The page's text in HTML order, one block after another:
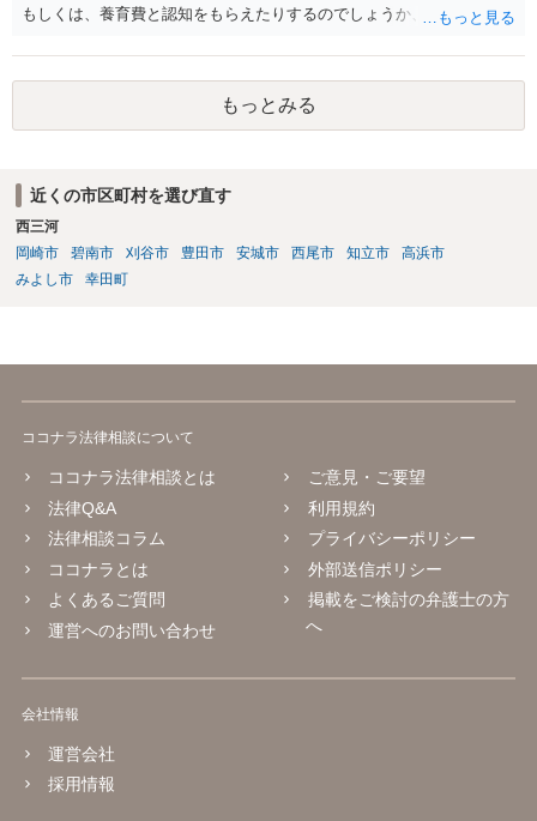
もしくは、養育費と認知をもらえたりするのでしょうか、 相手が認知
す。 また、認知されたことを前提に、父親として子を養う義務があり
ますので、 養育費を請求できます。 ただ、極端な話相手に収入がなか
ったり、行方不明だったりすると、実際上の回収が難しい可能性はあ
ります。
もっとみる
近くの市区町村を選び直す
西三河
岡崎市
碧南市 刈谷市 豊田市 安城市 西尾市 知立市
高浜市
みよし市
幸田町
ココナラ法律相談について
ココナラ法律相談とは
法律Q&A
法律相談コラム
ココナラとは
よくあるご質問
運営へのお問い合わせ
ご意見・ご要望
利用規約
プライバシーポリシー
外部送信ポリシー
掲載をご検討の弁護士の方
へ
会社情報
運営会社
採用情報